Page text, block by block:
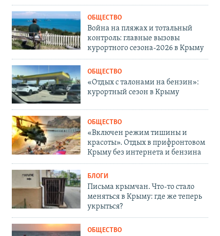
ОБЩЕСТВО
Война на пляжах и тотальный
контроль: главные вызовы
курортного сезона-2026 в Крыму
ОБЩЕСТВО
«Отдых с талонами на бензин»:
курортный сезон в Крыму
ОБЩЕСТВО
«Включен режим тишины и
красоты». Отдых в прифронтовом
Крыму без интернета и бензина
БЛОГИ
Письма крымчан. Что-то стало
меняться в Крыму: где же теперь
укрыться?
ОБЩЕСТВО